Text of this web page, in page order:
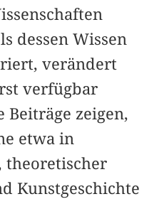
dessen Wissen
verändert
verfügbar
Beiträge zeigen,
etwa in
theoretischer
Kunstgeschichte